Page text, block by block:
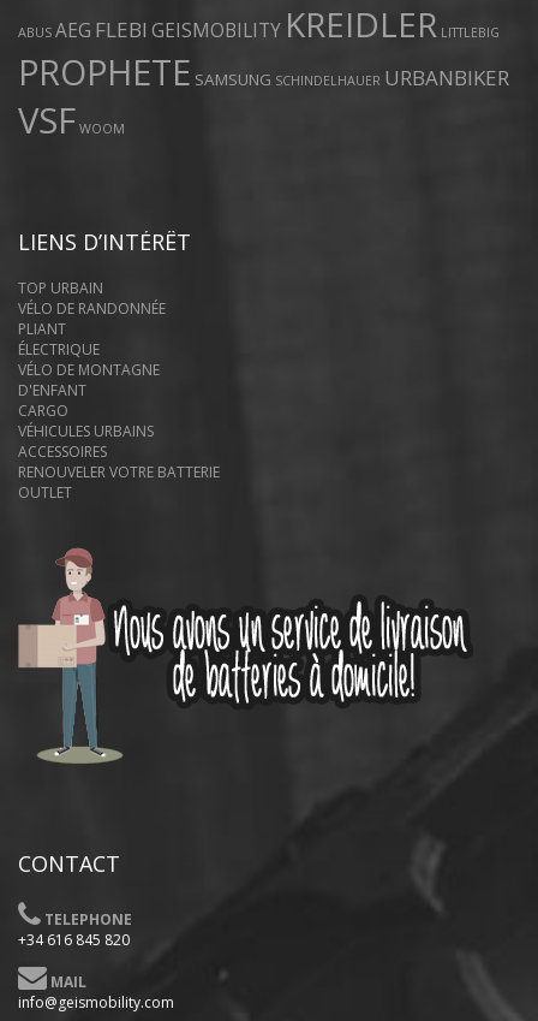
ABUS AEG FLEBI GEISMOBILITY KREIDLER LITTLEBIG
PROPHETE SAMSUNG SCHINDELHAUER URBANBIKER
VSF WOOM
LIENS D’INTÉRÊT
TOP URBAIN
VÉLO DE RANDONNÉE
PLIANT
ÉLECTRIQUE
VÉLO DE MONTAGNE
D'ENFANT
CARGO
VÉHICULES URBAINS
ACCESSOIRES
RENOUVELER VOTRE BATTERIE
OUTLET
CONTACT
TELEPHONE
+34 616 845 820
MAIL
info@geismobility.com